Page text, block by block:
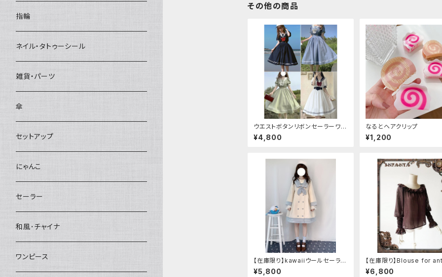
その他の商品
ウエストボタンリボンセーラーワン
ピース
¥4,800
なるとヘアクリップ
¥1,200
【在庫限り】kawaiiウールセーラー
ジャケット(胸元リボン付き) Mサイ
ズ
¥5,800
【在庫限り】Blouse for
automaton
¥6,800
指輪
ネイル・タトゥーシール
雑貨・パーツ
傘
セットアップ
にゃんこ
セーラー
和風･チャイナ
ワンピース